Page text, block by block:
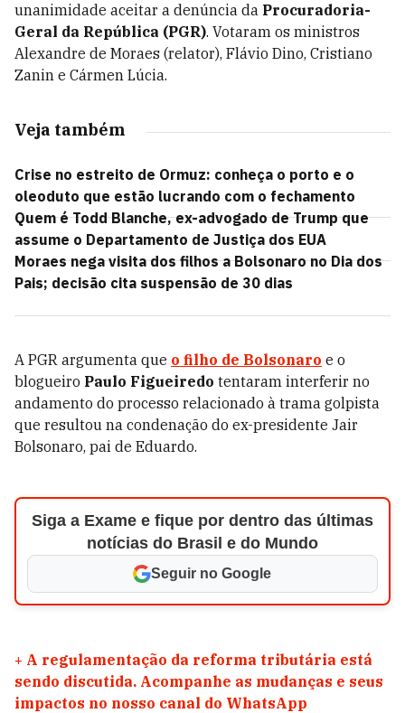
unanimidade aceitar a denúncia da Procuradoria-
Geral da República (PGR). Votaram os ministros
Alexandre de Moraes (relator), Flávio Dino, Cristiano
Zanin e Cármen Lúcia.
Veja também
Crise no estreito de Ormuz: conheça o porto e o
oleoduto que estão lucrando com o fechamento
Quem é Todd Blanche, ex-advogado de Trump que
assume o Departamento de Justiça dos EUA
Moraes nega visita dos filhos a Bolsonaro no Dia dos
Pais; decisão cita suspensão de 30 dias
A PGR argumenta que o filho de Bolsonaro e o
blogueiro Paulo Figueiredo tentaram interferir no
andamento do processo relacionado à trama golpista
que resultou na condenação do ex-presidente Jair
Bolsonaro, pai de Eduardo.
Siga a Exame e fique por dentro das últimas
notícias do Brasil e do Mundo
Seguir no Google
+ A regulamentação da reforma tributária está
sendo discutida. Acompanhe as mudanças e seus
impactos no nosso canal do WhatsApp